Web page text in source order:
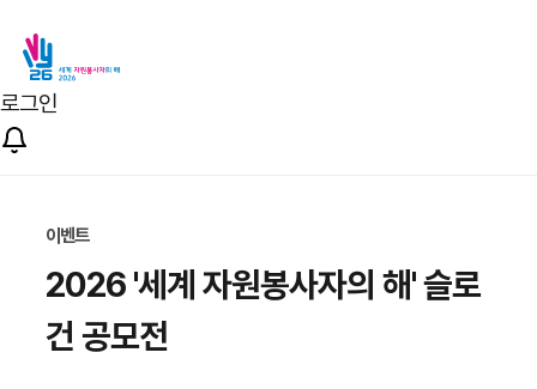
로그인
이벤트
2026 '세계 자원봉사자의 해' 슬로
건 공모전